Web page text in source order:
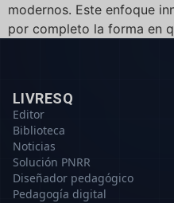
modernos. Este enfoque
por completo la forma en
LIVRESQ
Editor
Biblioteca
Noticias
Solución PNRR
Diseñador pedagógico
Pedagogía digital